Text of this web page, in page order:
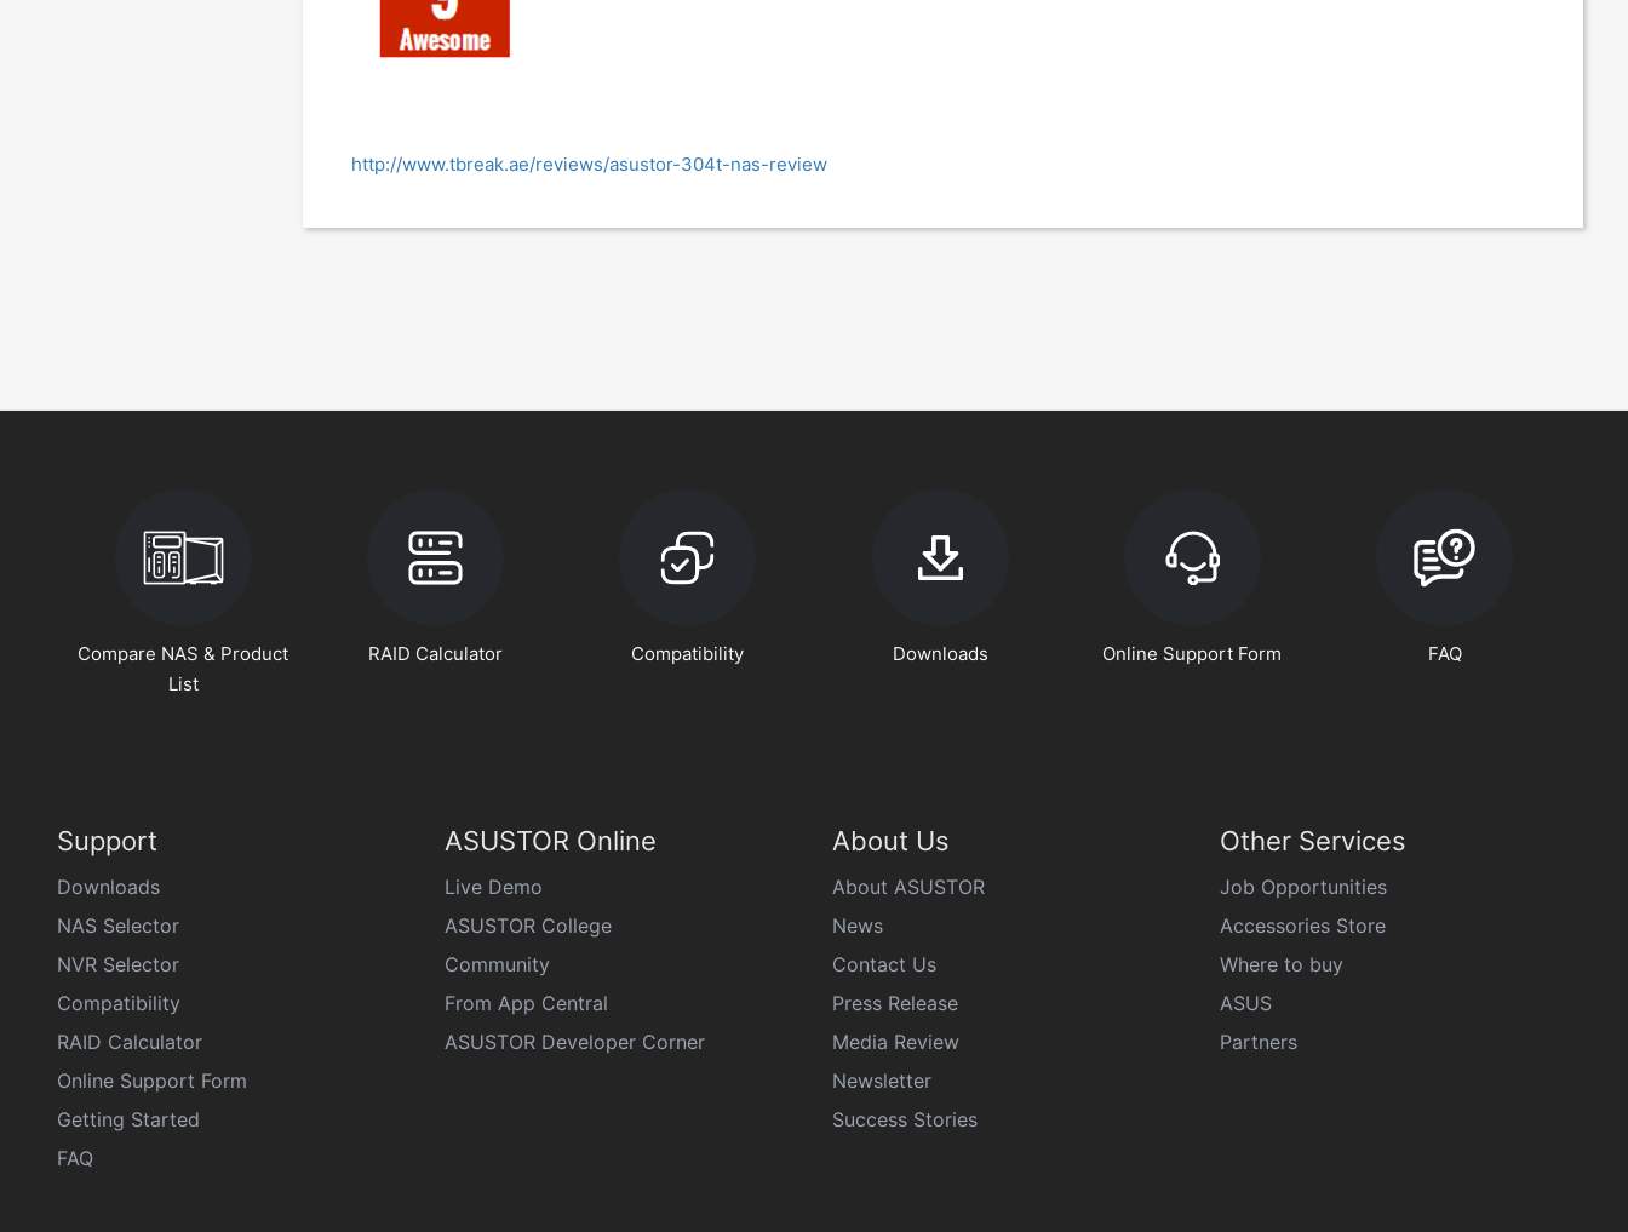
http://www.tbreak.ae/reviews/asustor-304t-nas-review
Compare NAS & Product
List
RAID Calculator Compatibility Downloads Online Support Form FAQ
Support
Downloads
NAS Selector
NVR Selector
Compatibility
RAID Calculator
Online Support Form
Getting Started
FAQ
ASUSTOR Online
Live Demo
ASUSTOR College
Community
From App Central
ASUSTOR Developer Corner
About Us
About ASUSTOR
News
Contact Us
Press Release
Media Review
Newsletter
Success Stories
Other Services
Job Opportunities
Accessories Store
Where to buy
ASUS
Partners